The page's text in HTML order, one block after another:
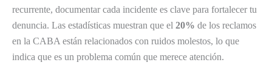
recurrente, documentar cada incidente es clave para fortalecer tu
denuncia. Las estadísticas muestran que el 20% de los reclamos
en la CABA están relacionados con ruidos molestos, lo que
indica que es un problema común que merece atención.